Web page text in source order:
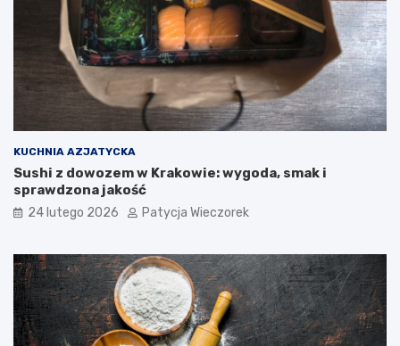
KUCHNIA AZJATYCKA
Sushi z dowozem w Krakowie: wygoda, smak i
sprawdzona jakość
24 lutego 2026 Patycja Wieczorek